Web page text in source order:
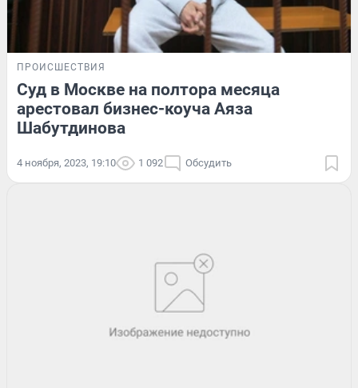
ПРОИСШЕСТВИЯ
Суд в Москве на полтора месяца
арестовал бизнес-коуча Аяза
Шабутдинова
4 ноября, 2023, 19:10 1 092 Обсудить